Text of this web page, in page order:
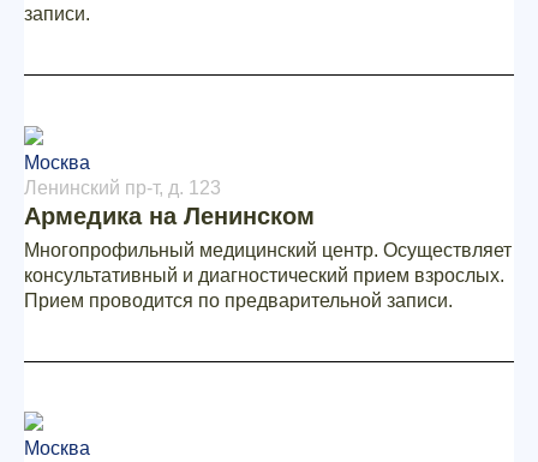
записи.
Москва
Ленинский пр-т, д. 123
Армедика на Ленинском
Многопрофильный медицинский центр. Осуществляет
консультативный и диагностический прием взрослых.
Прием проводится по предварительной записи.
Москва